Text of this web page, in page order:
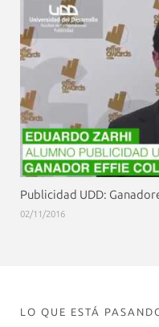
Publicidad UDD:
02/11/2016
LO QUE ESTÁ